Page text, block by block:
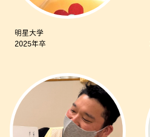
明星大学
2025年卒